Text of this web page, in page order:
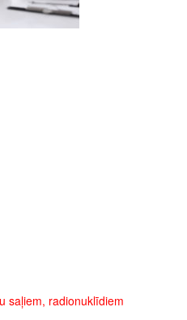
saļiem, radionuklīdiem